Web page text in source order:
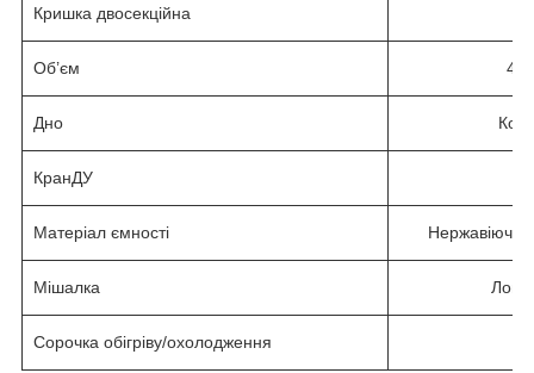
Кришка двосекційна
Об’єм
Дно
КранДУ
Матеріал ємності Нержавіюча
Мішалка
Сорочка обігріву/охолодження